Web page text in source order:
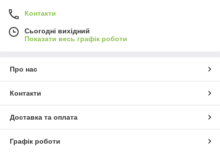
Контакти
Сьогодні вихідний
Показати весь графік роботи
Про нас
Контакти
Доставка та оплата
Графік роботи